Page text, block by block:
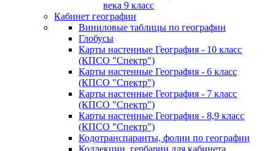
века 9 класс
Кабинет географии
Виниловые таблицы по географии
Глобусы
Карты настенные География - 10 класс
(КПСО "Спектр")
Карты настенные География - 6 класс
(КПСО "Спектр")
Карты настенные География - 7 класс
(КПСО "Спектр")
Карты настенные География - 8,9 класс
(КПСО "Спектр")
Кодотранспаранты, фолии по географии
Коллекции, гербарии для кабинета